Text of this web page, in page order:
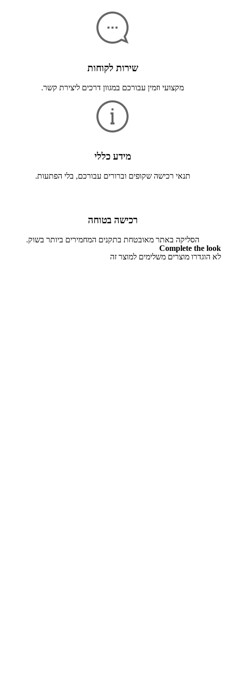
שירות לקוחות
מקצועי וזמין עבורכם במגוון דרכים ליצירת קשר.
מידע כללי
תנאי רכישה שקופים וברורים עבורכם, בלי הפתעות.
רכישה בטוחה
הסליקה באתר מאובטחת בתקנים המחמירים ביותר בשוק.
Complete the look
לא הוגדרו מוצרים משלימים למוצר זה